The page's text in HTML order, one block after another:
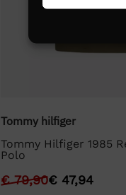
Tommy hilfiger
Tommy Hilfiger 1985
Polo
€79,90€47,94